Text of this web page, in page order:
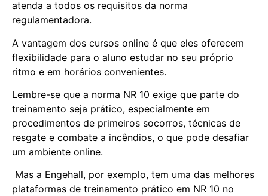
atenda a todos os requisitos da norma
regulamentadora.
A vantagem dos cursos online é que eles oferecem
flexibilidade para o aluno estudar no seu próprio
ritmo e em horários convenientes.
Lembre-se que a norma NR 10 exige que parte do
treinamento seja prático, especialmente em
procedimentos de primeiros socorros, técnicas de
resgate e combate a incêndios, o que pode desafiar
um ambiente online.
Mas a Engehall, por exemplo, tem uma das melhores
plataformas de treinamento prático em NR 10 no